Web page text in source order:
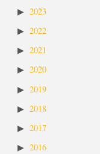
2023
2022
2021
2020
2019
2018
2017
2016